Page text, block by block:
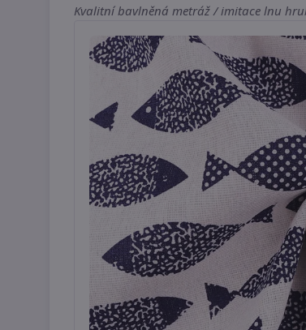
Kvalitní bavlněná metráž / imitace lnu